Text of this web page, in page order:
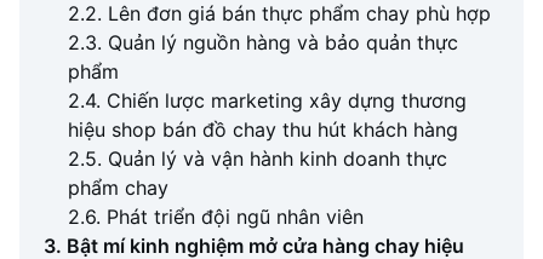
2.2. Lên đơn giá bán thực phẩm chay phù hợp
2.3. Quản lý nguồn hàng và bảo quản thực
phẩm
2.4. Chiến lược marketing xây dựng thương
hiệu shop bán đồ chay thu hút khách hàng
2.5. Quản lý và vận hành kinh doanh thực
phẩm chay
2.6. Phát triển đội ngũ nhân viên
3. Bật mí kinh nghiệm mở cửa hàng chay hiệu